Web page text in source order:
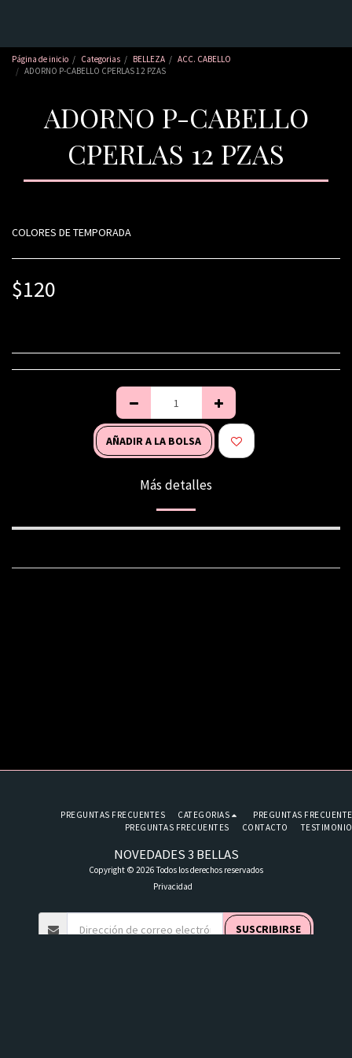
Página de inicio Categorias BELLEZA
ACC. CABELLO
ADORNO P-CABELLO CPERLAS 12 PZAS
ADORNO P-CABELLO
CPERLAS 12 PZAS
COLORES DE TEMPORADA
$120
AÑADIR A LA BOLSA
Más detalles
NOVEDADES 3 BELLAS
Copyright © 2026 Todos los derechos reservados
Privacidad
PREGUNTAS FRECUENTES CATEGORIAS
PREGUNTAS
PREGUNTAS FRECUENTES
CONTACTO
SUSCRIBIRSE